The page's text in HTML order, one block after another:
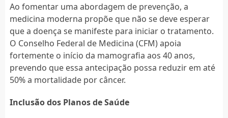
Ao fomentar uma abordagem de prevenção, a
medicina moderna propõe que não se deve esperar
que a doença se manifeste para iniciar o tratamento.
O Conselho Federal de Medicina (CFM) apoia
fortemente o início da mamografia aos 40 anos,
prevendo que essa antecipação possa reduzir em até
50% a mortalidade por câncer.
Inclusão dos Planos de Saúde